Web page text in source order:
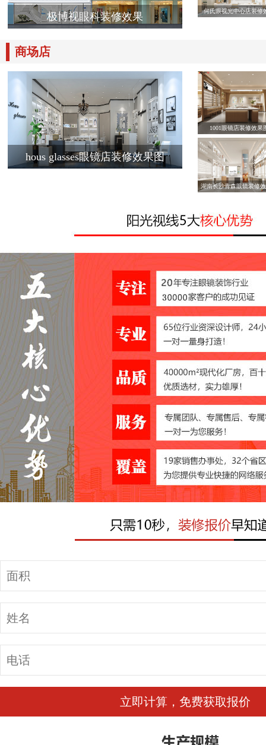
极博视眼科装修效果 何氏眼视光中心店装修
商场店
hous glasses眼镜店装修效果图
1001眼镜店装修效果
湖南长沙青森眼镜装修